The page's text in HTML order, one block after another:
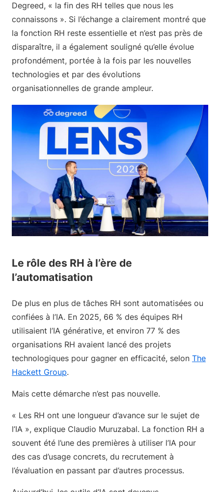
Degreed, « la fin des RH telles que nous les
connaissons ». Si l’échange a clairement montré que
la fonction RH reste essentielle et n’est pas près de
disparaître, il a également souligné qu’elle évolue
profondément, portée à la fois par les nouvelles
technologies et par des évolutions
organisationnelles de grande ampleur.
Le rôle des RH à l’ère de
l’automatisation
De plus en plus de tâches RH sont automatisées ou
confiées à l’IA. En 2025, 66 % des équipes RH
utilisaient l’IA générative, et environ 77 % des
organisations RH avaient lancé des projets
technologiques pour gagner en efficacité, selon The
Hackett Group.
Mais cette démarche n’est pas nouvelle.
« Les RH ont une longueur d’avance sur le sujet de
l’IA », explique Claudio Muruzabal. La fonction RH a
souvent été l’une des premières à utiliser l’IA pour
des cas d’usage concrets, du recrutement à
l’évaluation en passant par d’autres processus.